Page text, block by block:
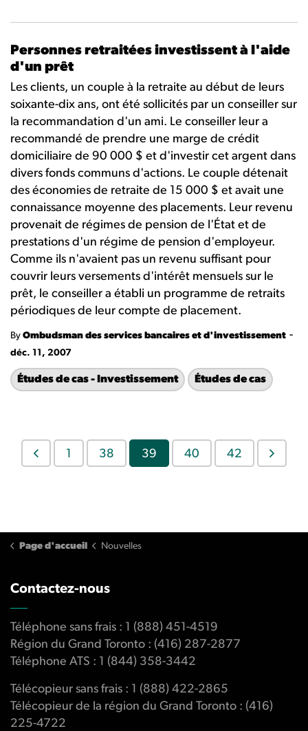
Personnes retraitées investissent à l'aide
d'un prêt
Les clients, un couple à la retraite au début de leurs
soixante-dix ans, ont été sollicités par un conseiller sur
la recommandation d'un ami. Le conseiller leur a
recommandé de prendre une marge de crédit
domiciliaire de 90 000 $ et d'investir cet argent dans
divers fonds communs d'actions. Le couple détenait
des économies de retraite de 15 000 $ et avait une
connaissance moyenne des placements. Leur revenu
provenait de régimes de pension de l'État et de
prestations d'un régime de pension d'employeur.
Comme ils n'avaient pas un revenu suffisant pour
couvrir leurs versements d'intérêt mensuels sur le
prêt, le conseiller a établi un programme de retraits
périodiques de leur compte de placement.
By Ombudsman des services bancaires et d'investissement -
déc. 11, 2007
Études de cas - Investissement Études de cas
1 38 39 40 42
Page d'accueil Nouvelles
Contactez-nous
Téléphone sans frais : 1 (888) 451-4519
Région du Grand Toronto : (416) 287-2877
Téléphone ATS : 1 (844) 358-3442
Télécopieur sans frais : 1 (888) 422-2865
Télécopieur de la région du Grand Toronto : (416)
225-4722